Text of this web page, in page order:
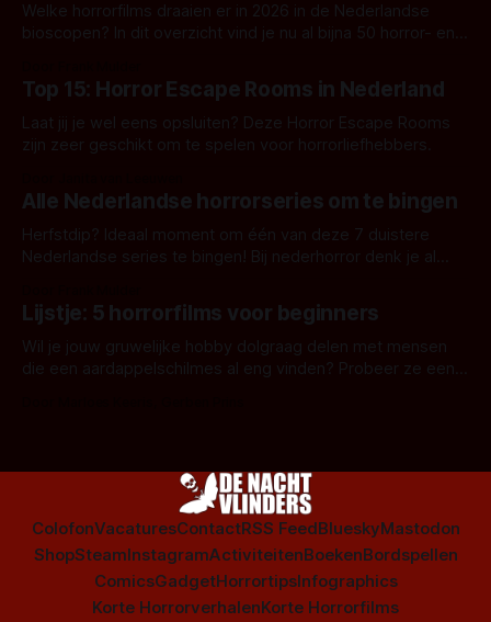
Welke horrorfilms draaien er in 2026 in de Nederlandse
bioscopen? In dit overzicht vind je nu al bijna 50 horror- en
Top 15: Horror Escape Rooms in Nederland
Laat jij je wel eens opsluiten? Deze Horror Escape Rooms
zijn zeer geschikt om te spelen voor horrorliefhebbers.
Alle Nederlandse horrorseries om te bingen
Herfstdip? Ideaal moment om één van deze 7 duistere
Nederlandse series te bingen! Bij nederhorror denk je al
Amsterdamned of The Johnsons. Maar Nederlandse horror
is niet beperkt tot films. Hier een aantal Nederlandse tv-
series uit het duistere of horrorgenre. Als
Lijstje: 5 horrorfilms voor beginners
Wil je jouw gruwelijke hobby dolgraag delen met mensen
die een aardappelschilmes al eng vinden? Probeer ze eens
ColofonVacaturesContactRSS FeedBlueskyMastodon
ShopSteamInstagramActiviteitenBoekenBordspellen
ComicsGadgetHorrortipsInfographics
Korte HorrorverhalenKorte Horrorfilms